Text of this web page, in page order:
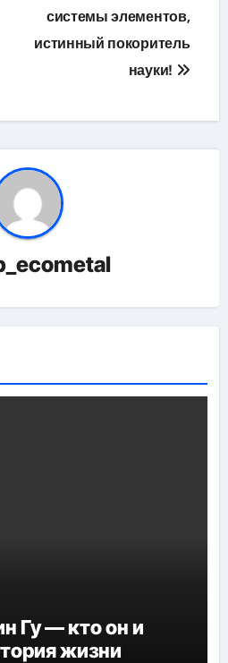
системы элементов,
истинный покоритель
науки!
Гу — кто он и
жизни